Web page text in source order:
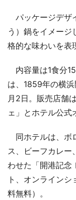
パッケージデザ
う）鍋をイメージ
格的な味わいを表
内容量は1食分
は、1859年の横
月2日。販売店舗
ェ」とホテル公式
同ホテルは、ボ
ス、ビーフカレー
わせた「開港記念
ト、オンライン
料無料）。